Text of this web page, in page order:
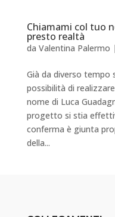
Chiamami col tuo
presto realtà
da Valentina Palermo |
Già da diverso tempo
possibilità di
nome di Luca
progetto si stia
conferma è giunta
della...